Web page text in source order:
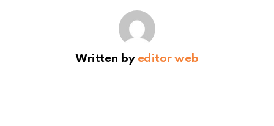
Written by editor web